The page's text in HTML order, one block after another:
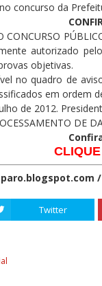
concurso da
CONCURSO
autorizado
objetivas.
no quadro de
em ordem
de 2012.
DE
/
Twitter